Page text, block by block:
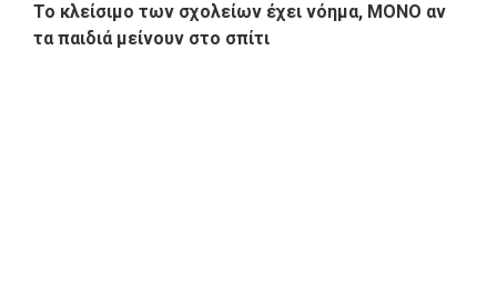
Το κλείσιμο των σχολείων έχει νόημα, ΜΟΝΟ αν
τα παιδιά μείνουν στο σπίτι